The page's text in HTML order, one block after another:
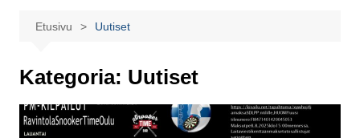
Etusivu Uutiset
Kategoria: Uutiset